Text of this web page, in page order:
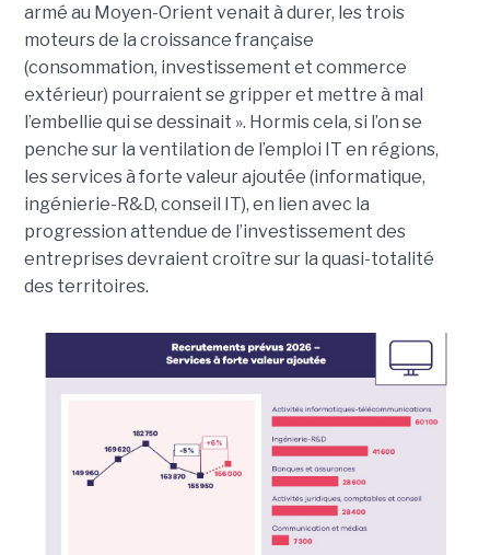
armé au Moyen-Orient venait à durer, les trois
moteurs de la croissance française
(consommation, investissement et commerce
extérieur) pourraient se gripper et mettre à mal
l’embellie qui se dessinait ». Hormis cela, si l’on se
penche sur la ventilation de l’emploi IT en régions,
les services à forte valeur ajoutée (informatique,
ingénierie-R&D, conseil IT), en lien avec la
progression attendue de l’investissement des
entreprises devraient croître sur la quasi-totalité
des territoires.